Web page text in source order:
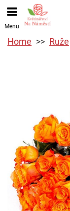
Menu
Home Ruže